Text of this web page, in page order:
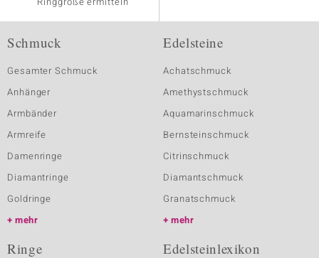
Schmuck
Gesamter Schmuck
Anhänger
Armbänder
Armreife
Damenringe
Diamantringe
Goldringe
mehr
Edelsteine
Achatschmuck
Amethystschmuck
Aquamarinschmuck
Bernsteinschmuck
Citrinschmuck
Diamantschmuck
Granatschmuck
mehr
Ringe Edelsteinlexikon